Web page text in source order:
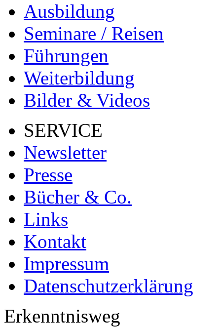
Ausbildung
Seminare / Reisen
Führungen
Weiterbildung
Bilder & Videos
SERVICE
Newsletter
Presse
Bücher & Co.
Links
Kontakt
Impressum
Datenschutzerklärung
Erkenntnisweg